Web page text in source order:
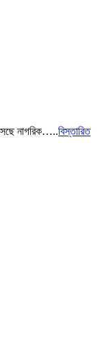
নাগরিক…..বিস্তারিত